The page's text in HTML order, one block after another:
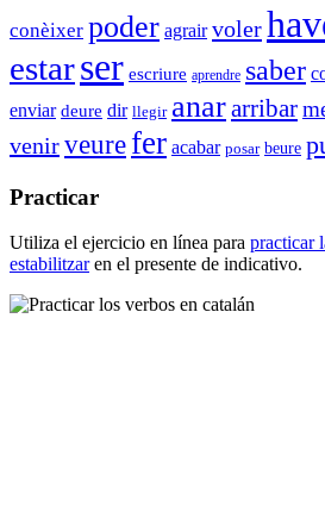
conèixer poder agrair voler
estarser escriure aprendre saber
enviar deure dir llegir anararribar
venirveurefer acabar posar beure
Practicar
Utiliza el ejercicio en línea para practicar
estabilitzaren el presente de indicativo.